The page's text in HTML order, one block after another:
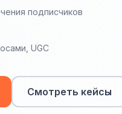
подписчиков
UGC
Смотреть кейсы